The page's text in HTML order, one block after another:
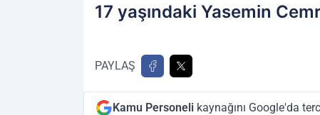
17 yaşındaki Yasemin
PAYLAŞ
Kamu Personeli kaynağını Google'da